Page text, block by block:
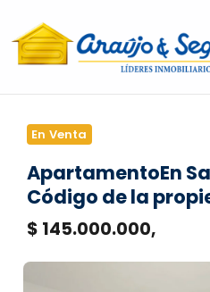
En Venta
ApartamentoEn
Código de la
$ 145.000.000,